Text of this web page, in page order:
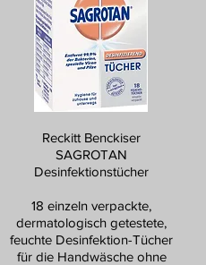
Reckitt Benckiser
SAGROTAN
Desinfektionstücher
18 einzeln verpackte,
dermatologisch getestete,
feuchte Desinfektion-Tücher
für die Handwäsche ohne